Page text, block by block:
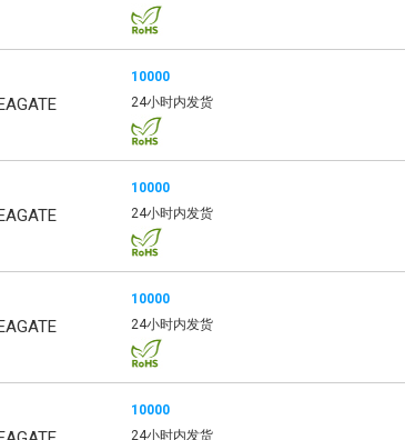
10000
24小时内发货
10000
24小时内发货
10000
24小时内发货
10000
24小时内发货